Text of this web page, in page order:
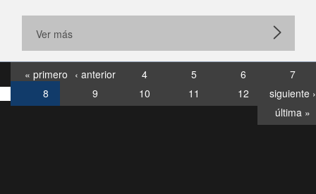
Ver más
« primero ‹ anterior 4 5 6
7
8
9 10 11 12
siguiente ›
última »